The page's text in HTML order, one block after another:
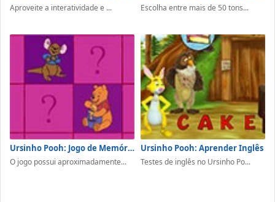
Aproveite a interatividade e ... Escolha entre mais de 50 tons...
Ursinho Pooh: Jogo de Memória
O jogo possui aproximadamente...
Ursinho Pooh: Aprender Inglês
Testes de inglês no Ursinho Po...